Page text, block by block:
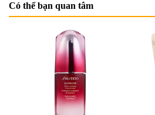
Có thể bạn quan tâm